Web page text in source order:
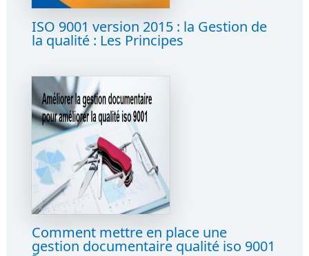
ISO 9001 version 2015 : la Gestion de
la qualité : Les Principes
Comment mettre en place une
gestion documentaire qualité iso 9001